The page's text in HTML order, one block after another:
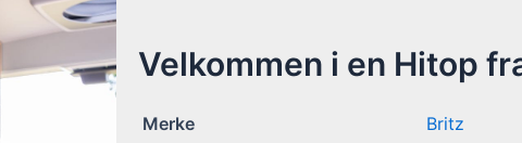
Velkommen i en Hitop
Merke
Britz